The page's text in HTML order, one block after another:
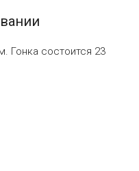
Гонка состоится 23